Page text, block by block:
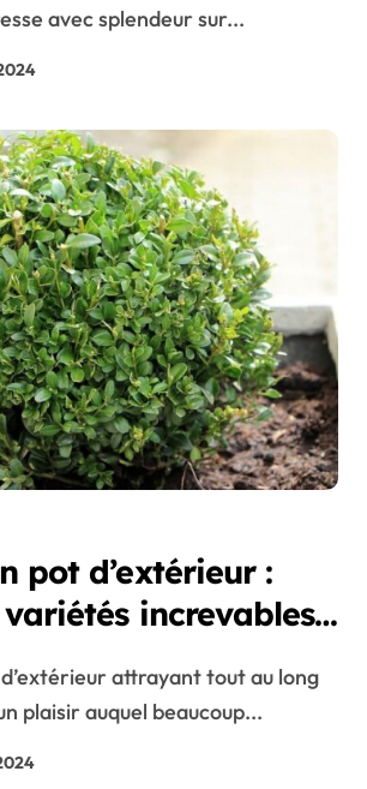
avec splendeur sur...
pot d’extérieur :
increvables
plaisir auquel beaucoup...